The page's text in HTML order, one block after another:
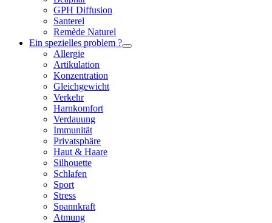
GPH Diffusion
Santerel
Remède Naturel
Ein spezielles problem ?
Allergie
Artikulation
Konzentration
Gleichgewicht
Verkehr
Harnkomfort
Verdauung
Immunität
Privatsphäre
Haut & Haare
Silhouette
Schlafen
Sport
Stress
Spannkraft
Atmung